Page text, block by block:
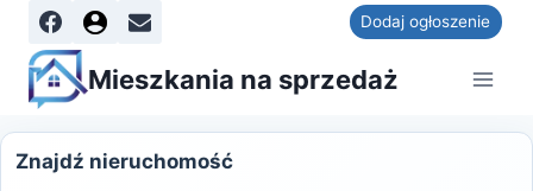
Dodaj ogłoszenie
Mieszkania na sprzedaż
Znajdź nieruchomość